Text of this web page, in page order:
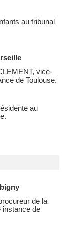
au tribunal
vice-
de Toulouse.
au
de la
instance de